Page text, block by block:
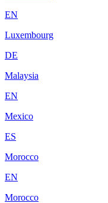
EN
Luxembourg
DE
Malaysia
EN
Mexico
ES
Morocco
EN
Morocco